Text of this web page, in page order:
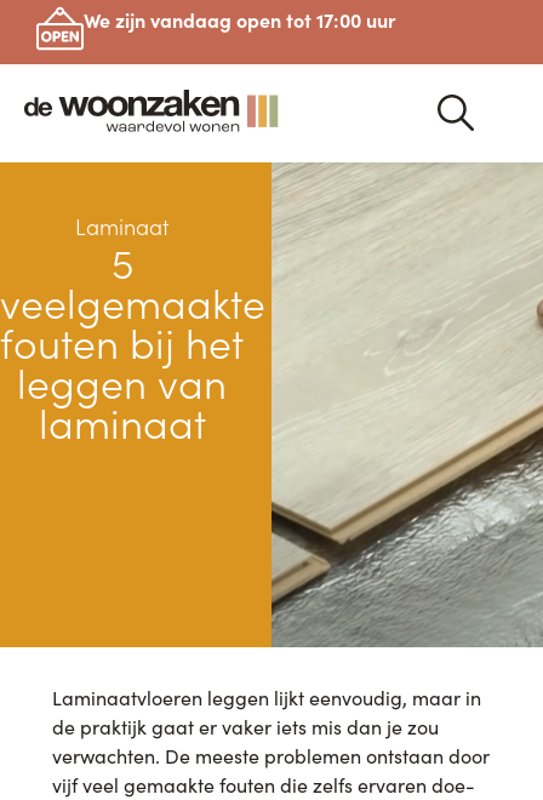
We zijn vandaag open tot 17:00 uur
Laminaat
5
veelgemaakte
fouten bij het
leggen van
laminaat
Laminaatvloeren leggen lijkt eenvoudig, maar in
de praktijk gaat er vaker iets mis dan je zou
verwachten. De meeste problemen ontstaan door
vijf veel gemaakte fouten die zelfs ervaren doe-